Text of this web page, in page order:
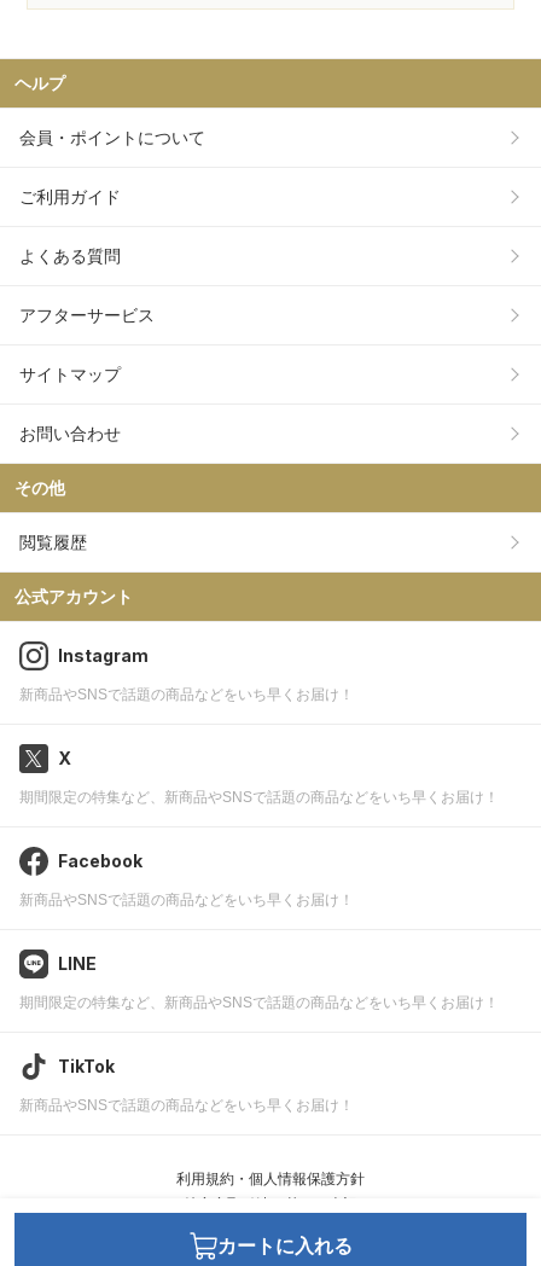
カートに入れる
ヘルプ
会員・ポイントについて
ご利用ガイド
よくある質問
アフターサービス
サイトマップ
お問い合わせ
その他
閲覧履歴
公式アカウント
Instagram
新商品やSNSで話題の商品などをいち早くお届け！
X
期間限定の特集など、新商品やSNSで話題の商品などをいち早くお届け！
Facebook
新商品やSNSで話題の商品などをいち早くお届け！
LINE
期間限定の特集など、新商品やSNSで話題の商品などをいち早くお届け！
TikTok
新商品やSNSで話題の商品などをいち早くお届け！
利用規約・個人情報保護方針
JWell ©leafworks, Inc.